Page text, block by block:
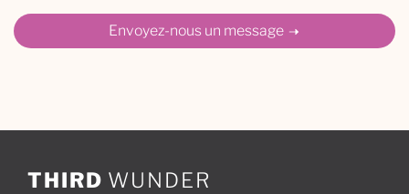
Envoyez-nous un message
THIRD WUNDER